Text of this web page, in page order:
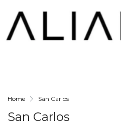
Home San Carlos
San Carlos